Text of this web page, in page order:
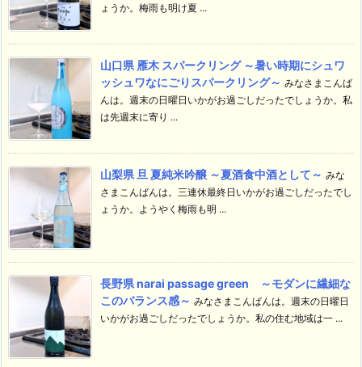
ょうか。梅雨も明け夏 ...
山口県 雁木 スパークリング ～暑い時期にシュワ
ッシュワなにごりスパークリング～ みなさまこんば
んは。週末の日曜日いかがお過ごしだったでしょうか。私
は先週末に寄り ...
山梨県 旦 夏純米吟醸 ～夏酒食中酒として～ みな
さまこんばんは。三連休最終日いかがお過ごしだったでし
ょうか。ようやく梅雨も明 ...
長野県 narai passage green ～モダンに繊細な
このバランス感～ みなさまこんばんは。週末の日曜日
いかがお過ごしだったでしょうか。私の住む地域は一 ...